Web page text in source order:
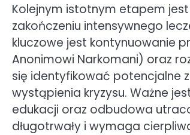
Kolejnym istotnym etapem
zakończeniu intensywnego
kluczowe jest kontynuowanie
Anonimowi Narkomani) oraz
się identyfikować potencjalne
wystąpienia kryzysu. Ważne
edukacji oraz odbudowa
długotrwały i wymaga